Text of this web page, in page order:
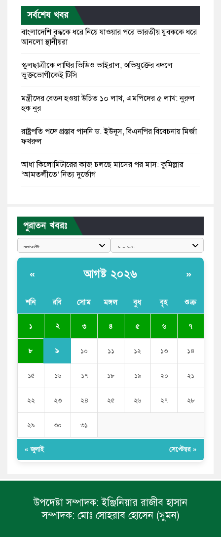
সর্বশেষ খবর
বাংলাদেশি বৃদ্ধকে ধরে নিয়ে যাওয়ার পরে ভারতীয় যুবককে ধরে
আনলো স্থানীয়রা
স্কুলছাত্রীকে লাথির ভিডিও ভাইরাল, অভিযুক্তের বদলে
ভুক্তভোগীকেই টিসি
মন্ত্রীদের বেতন হওয়া উচিত ১০ লাখ, এমপিদের ৫ লাখ: নুরুল
হক নুর
রাষ্ট্রপতি পদে প্রস্তাব পাননি ড. ইউনূস, বিএনপির বিবেচনায় মির্জা
ফখরুল
আধা কিলোমিটারের কাজ চলছে মাসের পর মাস: কুমিল্লার
‘আমতলীতে’ নিত্য দুর্ভোগ
পুলিশকে পিটিয়ে রক্তাক্ত করেছি এ দৃশ্য কি আপনারা দেখেননি:
এনসিপি নেতা
সরকার
সজীব ওয়াজেদ জয়
পুরাতন খবরঃ
« আগষ্ট ২০২৬ »
শনি রবি সোম মঙ্গল বুধ বৃহ শুক্র
১ ২ ৩ ৪ ৫ ৬ ৭
৮ ৯ ১০ ১১ ১২ ১৩ ১৪
১৫ ১৬ ১৭ ১৮ ১৯ ২০ ২১
২২ ২৩ ২৪ ২৫ ২৬ ২৭ ২৮
২৯ ৩০ ৩১
« জুলাই সেপ্টেম্বর »
উপদেষ্টা সম্পাদক: ইঞ্জিনিয়ার রাজীব হাসান
সম্পাদক: মোঃ সোহরাব হোসেন (সুমন)